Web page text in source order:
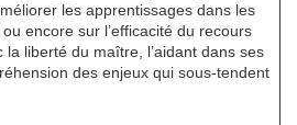
les apprentissages dans les
encore sur l’efficacité du recours
liberté du maître, l’aidant dans ses
des enjeux qui sous-tendent